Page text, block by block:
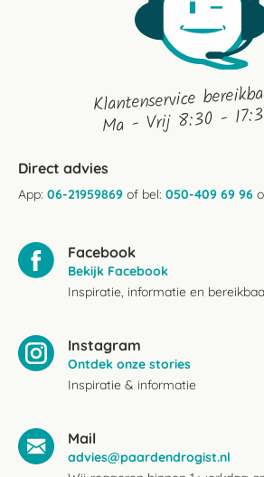
Klantenservice
Ma - Vrij 8:30 -
Direct advies
App: 06-21959869 of bel: 050-409 69 96
Facebook
Bekijk Facebook
Inspiratie, informatie en
Instagram
Ontdek onze stories
Inspiratie & informatie
Mail
advies@paardendrogist.nl